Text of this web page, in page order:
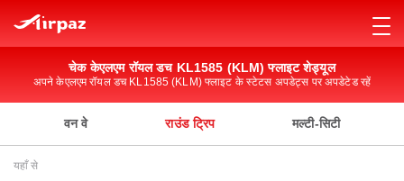
चेक केएलएम रॉयल डच KL1585 (KLM) फ्लाइट शेड्यूल
अपने केएलएम रॉयल डच KL1585 (KLM) फ्लाइट के स्टेटस अपडेट्स पर अपडेटेड रहें
वन वे राउंड ट्रिप मल्टी-सिटी
यहाँ से